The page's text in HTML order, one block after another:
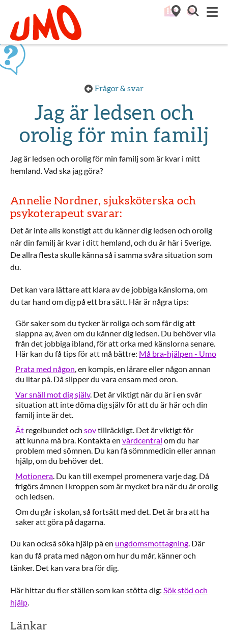
Till startsidan för Umo
Frågor & svar
Jag är ledsen och
orolig för min familj
Jag är ledsen och orolig för min familj som är kvar i mitt
hemland. Vad ska jag göra?
Annelie Nordner, sjuksköterska och
psykoterapeut svarar:
Det är inte alls konstigt att du känner dig ledsen och orolig
när din familj är kvar i ditt hemland, och du är här i Sverige.
De allra flesta skulle känna så i samma svåra situation som
du.
Det kan vara lättare att klara av de jobbiga känslorna, om
du tar hand om dig på ett bra sätt. Här är några tips:
Gör saker som du tycker är roliga och som får dig att
slappna av, även om du känner dig ledsen. Du behöver vila
från det jobbiga ibland, för att orka med känslorna senare.
Här kan du få tips för att må bättre: Må bra-hjälpen - Umo
Prata med någon, en kompis, en lärare eller någon annan
du litar på. Då slipper du vara ensam med oron.
Var snäll mot dig själv. Det är viktigt när du är i en svår
situation att inte döma dig själv för att du är här och din
familj inte är det.
Ät regelbundet och sovtillräckligt. Det är viktigt för
att kunna må bra. Kontakta en vårdcentral om du har
problem med sömnen. Du kan få sömnmedicin eller annan
hjälp, om du behöver det.
Motionera. Du kan till exempel promenera varje dag. Då
frigörs ämnen i kroppen som är mycket bra när du är orolig
och ledsen.
Om du går i skolan, så fortsätt med det. Det är bra att ha
saker att göra på dagarna.
Du kan också söka hjälp på en ungdomsmottagning. Där
kan du få prata med någon om hur du mår, känner och
tänker. Det kan vara bra för dig.
Här hittar du fler ställen som kan stötta dig: Sök stöd och
hjälp.
Länkar